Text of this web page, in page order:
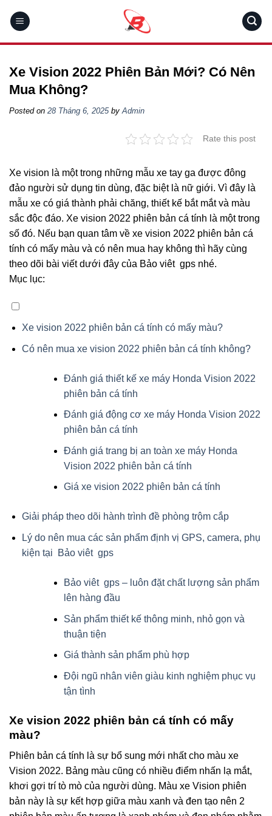
Xe Vision 2022 Phiên Bản Mới? Có Nên
Mua Không?
Posted on 28 Tháng 6, 2025byAdmin
Rate this post
Xe vision là một trong những mẫu xe tay ga được đông
đảo người sử dụng tin dùng, đặc biệt là nữ giới. Vì đây là
mẫu xe có giá thành phải chăng, thiết kế bắt mắt và màu
sắc độc đáo. Xe vision 2022 phiên bản cá tính là một trong
số đó. Nếu bạn quan tâm về xe vision 2022 phiên bản cá
tính có mấy màu và có nên mua hay không thì hãy cùng
theo dõi bài viết dưới đây của Bảo viêt gps nhé.
Mục lục:
Xe vision 2022 phiên bản cá tính có mấy màu?
Có nên mua xe vision 2022 phiên bản cá tính không?
Đánh giá thiết kế xe máy Honda Vision 2022
phiên bản cá tính
Đánh giá động cơ xe máy Honda Vision 2022
phiên bản cá tính
Đánh giá trang bị an toàn xe máy Honda
Vision 2022 phiên bản cá tính
Giá xe vision 2022 phiên bản cá tính
Giải pháp theo dõi hành trình đề phòng trộm cắp
Lý do nên mua các sản phẩm định vị GPS, camera, phụ
kiện tại Bảo viêt gps
Bảo viêt gps – luôn đặt chất lượng sản phẩm
lên hàng đầu
Sản phẩm thiết kế thông minh, nhỏ gọn và
thuận tiện
Giá thành sản phẩm phù hợp
Đội ngũ nhân viên giàu kinh nghiệm phục vụ
tận tình
Xe vision 2022 phiên bản cá tính có mấy
màu?
Phiên bản cá tính là sự bổ sung mới nhất cho màu xe
Vision 2022. Bảng màu cũng có nhiều điểm nhấn lạ mắt,
khơi gợi trí tò mò của người dùng. Màu xe Vision phiên
bản này là sự kết hợp giữa màu xanh và đen tạo nên 2